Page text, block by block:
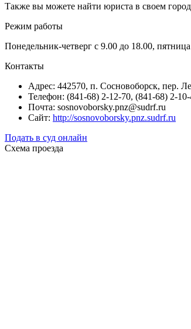
Также вы можете найти юриста в своем
Режим работы
Понедельник-четверг с 9.00 до 18.00,
Контакты
Адрес: 442570, п. Сосновоборск, пер.
Телефон: (841-68) 2-12-70, (841-68) 2-
Почта: sosnovoborsky.pnz@sudrf.ru
Сайт: http://sosnovoborsky.pnz.sudrf.ru
Подать в суд онлайн
Схема проезда